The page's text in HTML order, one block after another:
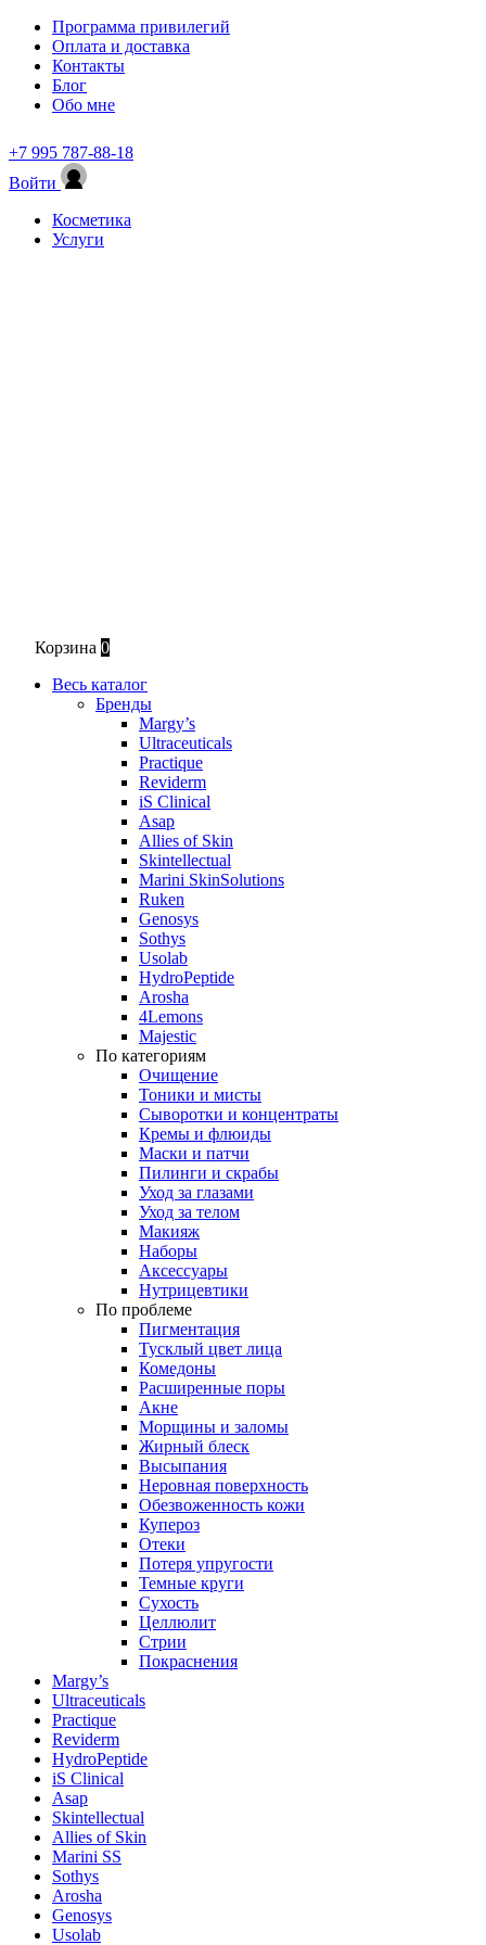
Программа привилегий
Оплата и доставка
Контакты
Блог
Обо мне
+7 995 787-88-18
Войти
Косметика
Услуги
Корзина 0
Весь каталог
Бренды
Margy’s
Ultraceuticals
Practique
Reviderm
iS Clinical
Asap
Allies of Skin
Skintellectual
Marini SkinSolutions
Ruken
Genosys
Sothys
Usolab
HydroPeptide
Arosha
4Lemons
Majestic
По категориям
Очищение
Тоники и мисты
Сыворотки и концентраты
Кремы и флюиды
Маски и патчи
Пилинги и скрабы
Уход за глазами
Уход за телом
Макияж
Наборы
Аксессуары
Нутрицевтики
По проблеме
Пигментация
Тусклый цвет лица
Комедоны
Расширенные поры
Акне
Морщины и заломы
Жирный блеск
Высыпания
Неровная поверхность
Обезвоженность кожи
Купероз
Отеки
Потеря упругости
Темные круги
Сухость
Целлюлит
Стрии
Покраснения
Margy’s
Ultraceuticals
Practique
Reviderm
HydroPeptide
iS Clinical
Asap
Skintellectual
Allies of Skin
Marini SS
Sothys
Arosha
Genosys
Usolab